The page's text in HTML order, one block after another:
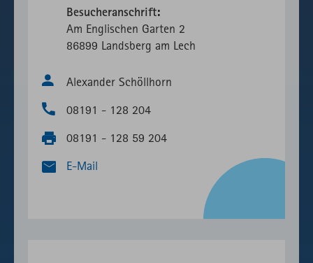
Besucheranschrift:
Am Englischen Garten 2
86899 Landsberg am Lech
Alexander Schöllhorn
08191 - 128 204
08191 - 128 59 204
E-Mail